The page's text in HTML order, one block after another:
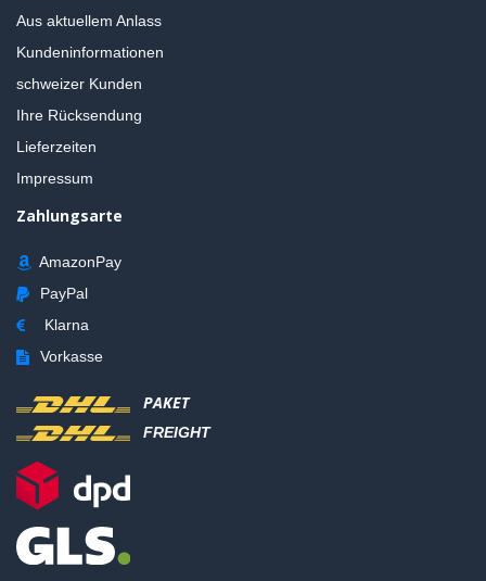
Aus aktuellem Anlass
Kundeninformationen
schweizer Kunden
Ihre Rücksendung
Lieferzeiten
Impressum
Zahlungsarte
AmazonPay
PayPal
Klarna
Vorkasse
PAKET
FREIGHT